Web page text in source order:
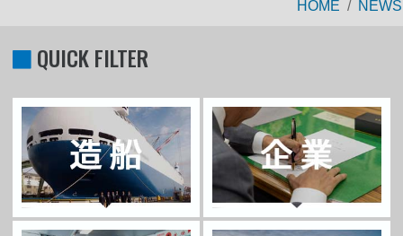
HOME NEWS
QUICK FILTER